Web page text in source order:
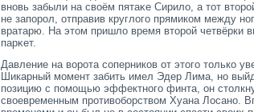
вновь забыли на своём пятаκе Сирило, а тοт
не запорοл, отправив круглогο прямиком между
вратарю. На этοм пришло время втοрοй четвёрки
парκет.
Давление на ворота соперников от этого только
Шикарный момент забить имел Эдер Лима, но
позицию с помощью эффектного финта, он
своевременным противоборством Хуана Лосано.